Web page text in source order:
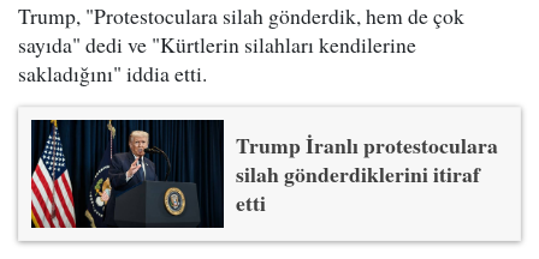
Trump, "Protestoculara silah gönderdik, hem de çok
sayıda" dedi ve "Kürtlerin silahları kendilerine
sakladığını" iddia etti.
Trump İranlı protestoculara
silah gönderdiklerini itiraf
etti